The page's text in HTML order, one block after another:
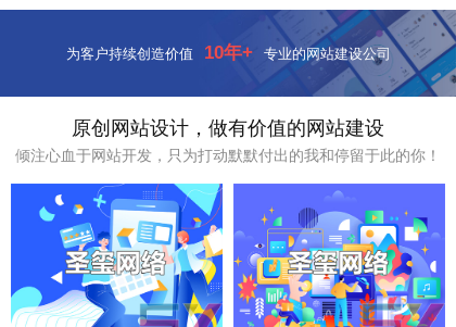
为客户持续创造价值 10年+ 专业的网站建设公司
原创网站设计，做有价值的网站建设
倾注心血于网站开发，只为打动默默付出的我和停留于此的你！